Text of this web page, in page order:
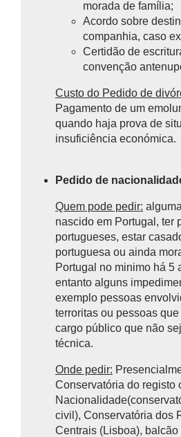
morada de família;
Acordo sobre
companhia, caso
Certidão de
convenção
Custo do Pedido de
Pagamento de um
quando haja prova de
insuficiência económica.
Pedido de
Quem pode pedir:
nascido em Portugal, ter
portugueses, estar
portuguesa ou ainda
Portugal no minimo há 5
entanto alguns
exemplo pessoas
terroritas ou pessoas
cargo público que não
técnica.
Onde pedir:
Conservatória do registo
civil), Conservatória dos
Centrais (Lisboa),